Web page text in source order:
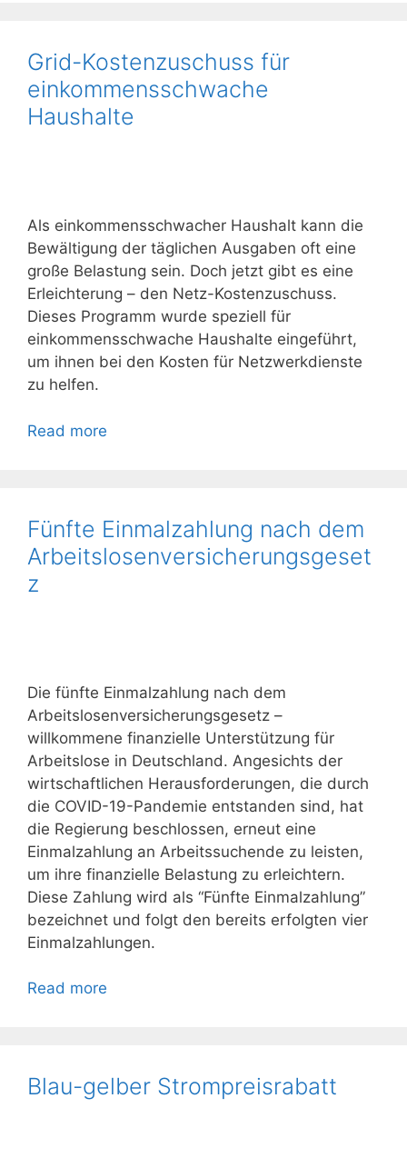
Grid-Kostenzuschuss für
einkommensschwache
Haushalte
Als einkommensschwacher Haushalt kann die
Bewältigung der täglichen Ausgaben oft eine
große Belastung sein. Doch jetzt gibt es eine
Erleichterung – den Netz-Kostenzuschuss.
Dieses Programm wurde speziell für
einkommensschwache Haushalte eingeführt,
um ihnen bei den Kosten für Netzwerkdienste
zu helfen.
Read more
Fünfte Einmalzahlung nach dem
Arbeitslosenversicherungsgeset
z
Die fünfte Einmalzahlung nach dem
Arbeitslosenversicherungsgesetz –
willkommene finanzielle Unterstützung für
Arbeitslose in Deutschland. Angesichts der
wirtschaftlichen Herausforderungen, die durch
die COVID-19-Pandemie entstanden sind, hat
die Regierung beschlossen, erneut eine
Einmalzahlung an Arbeitssuchende zu leisten,
um ihre finanzielle Belastung zu erleichtern.
Diese Zahlung wird als “Fünfte Einmalzahlung”
bezeichnet und folgt den bereits erfolgten vier
Einmalzahlungen.
Read more
Blau-gelber Strompreisrabatt